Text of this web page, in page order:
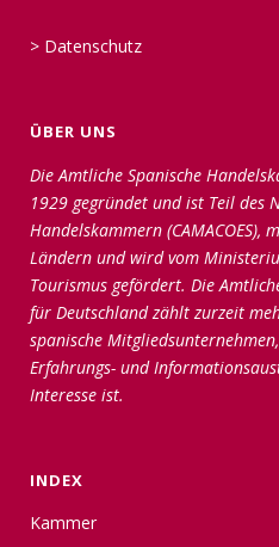
> Datenschutz
ÜBER UNS
Die Amtliche Spanische
1929 gegründet und ist Teil des
Handelskammern
Ländern und wird vom
Tourismus gefördert. Die
für Deutschland zählt zurzeit
spanische
Erfahrungs- und
Interesse ist.
INDEX
Kammer